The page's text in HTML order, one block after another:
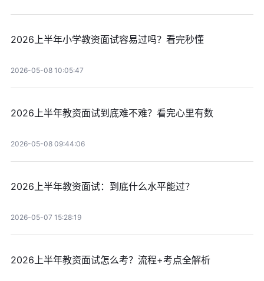
2026上半年小学教资面试容易过吗？看完秒懂
2026-05-08 10:05:47
2026上半年教资面试到底难不难？看完心里有数
2026-05-08 09:44:06
2026上半年教资面试：到底什么水平能过？
2026-05-07 15:28:19
2026上半年教资面试怎么考？流程+考点全解析